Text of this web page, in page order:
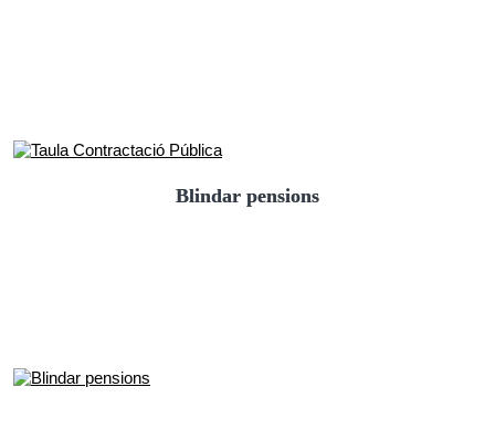
Blindar pensions